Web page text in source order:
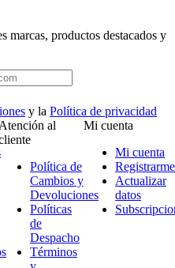
marcas, productos destacados y
y la Política de privacidad
Atención al
Política de
Cambios y
Devoluciones
Políticas
de
Despacho
Términos
Mi cuenta
Mi cuenta
Registrarme
Actualizar
datos